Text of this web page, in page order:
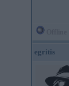
egritis